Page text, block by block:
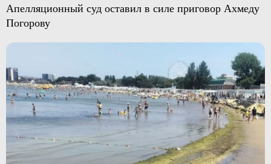
Апелляционный суд оставил в силе приговор Ахмеду
Погорову